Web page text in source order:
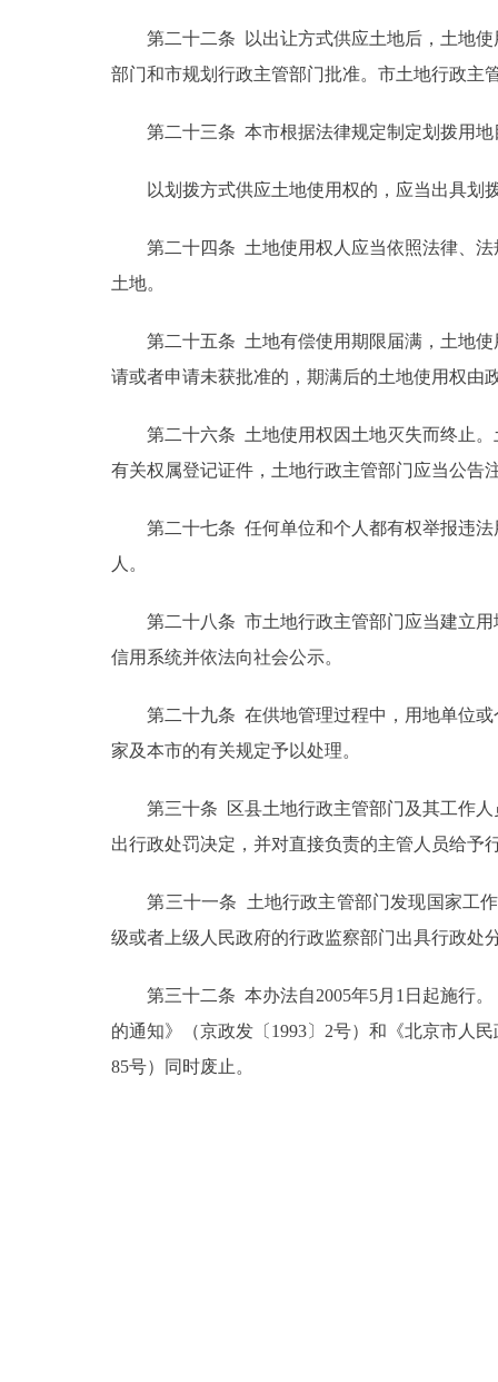
第二十二条 以出让方式供应土地后，土地使
部门和市规划行政主管部门批准。市土地行政主
第二十三条 本市根据法律规定制定划拨用地
以划拨方式供应土地使用权的，应当出具划
第二十四条 土地使用权人应当依照法律、法
土地。
第二十五条 土地有偿使用期限届满，土地使
请或者申请未获批准的，期满后的土地使用权由
第二十六条 土地使用权因土地灭失而终止。
有关权属登记证件，土地行政主管部门应当公告
第二十七条 任何单位和个人都有权举报违法
人。
第二十八条 市土地行政主管部门应当建立用
信用系统并依法向社会公示。
第二十九条 在供地管理过程中，用地单位或
家及本市的有关规定予以处理。
第三十条 区县土地行政主管部门及其工作人
出行政处罚决定，并对直接负责的主管人员给予
第三十一条 土地行政主管部门发现国家工作
级或者上级人民政府的行政监察部门出具行政处
第三十二条 本办法自2005年5月1日起施行。
的通知》（京政发〔1993〕2号）和《北京市人
85号）同时废止。